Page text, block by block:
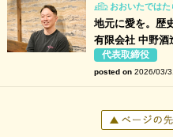
おおいたではた
地元に愛を。歴
有限会社 中野酒
代表取締役
posted on 2026/03/